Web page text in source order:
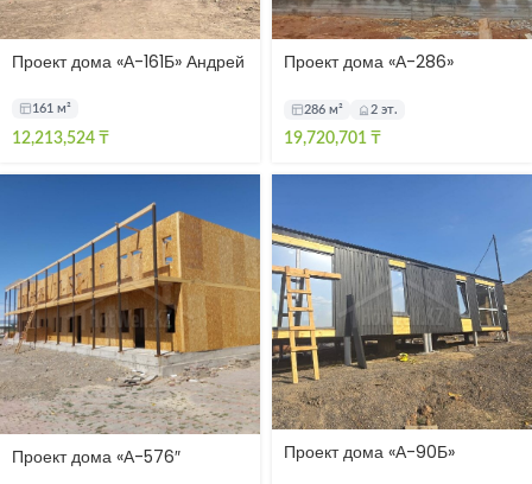
Проект дома «А-161Б» Андрей
161 м²
12,213,524 ₸
Проект дома «А-286»
286 м² 2 эт.
19,720,701 ₸
Проект дома «А-576″
Проект дома «А-90Б»